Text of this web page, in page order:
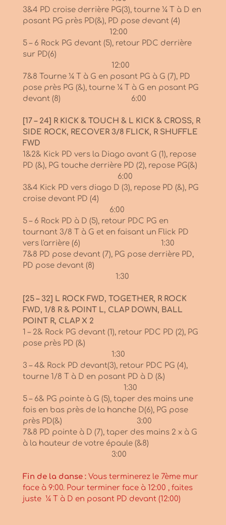
3&4 PD croise derrière PG(3), tourne ¼ T à D en
posant PG près PD(&), PD pose devant (4)
12:00
5 – 6 Rock PG devant (5), retour PDC derrière
sur PD(6)
12:00
7&8 Tourne ¼ T à G en posant PG à G (7), PD
pose près PG (&), tourne ¼ T à G en posant PG
devant (8) 6:00
[17 – 24] R KICK & TOUCH & L KICK & CROSS, R
SIDE ROCK, RECOVER 3/8 FLICK, R SHUFFLE
FWD
1&2& Kick PD vers la Diago avant G (1), repose
PD (&), PG touche derrière PD (2), repose PG(&)
6:00
3&4 Kick PD vers diago D (3), repose PD (&), PG
croise devant PD (4)
6:00
5 – 6 Rock PD à D (5), retour PDC PG en
tournant 3/8 T à G et en faisant un Flick PD
vers l'arrière (6) 1:30
7&8 PD pose devant (7), PG pose derrière PD,
PD pose devant (8)
1:30
[25 – 32] L ROCK FWD, TOGETHER, R ROCK
FWD, 1/8 R & POINT L, CLAP DOWN, BALL
POINT R, CLAP X 2
1 – 2& Rock PG devant (1), retour PDC PD (2), PG
pose près PD (&)
1:30
3 – 4& Rock PD devant(3), retour PDC PG (4),
tourne 1/8 T à D en posant PD à D (&)
1:30
5 – 6& PG pointe à G (5), taper des mains une
fois en bas près de la hanche D(6), PG pose
près PD(&) 3:00
7&8 PD pointe à D (7), taper des mains 2 x à G
à la hauteur de votre épaule (&8)
3:00
Fin de la danse :Vous terminerez le 7ème mur
face à 9:00. Pour terminer face à 12:00 , faites
juste ¼ T à D en posant PD devant (12:00)